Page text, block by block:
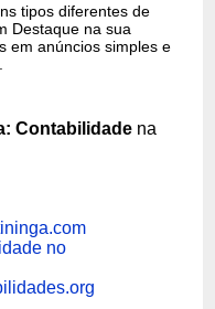
tipos diferentes de
Destaque na sua
em anúncios simples e
Contabilidade na
no